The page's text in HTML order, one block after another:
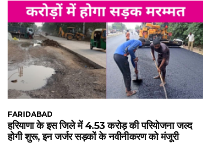
FARIDABAD
हरियाणा के इस जिले में 4.53 करोड़ की परियोजना जल्द
होगी शुरू, इन जर्जर सड़कों के नवीनीकरण को मंजूरी